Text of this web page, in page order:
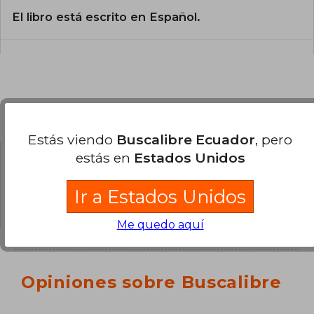
El libro está escrito en Español.
para poder agregar tu propia pregunta.
Opiniones sobre Buscalibre
Estás viendo Buscalibre Ecuador, pero
estás en Estados Unidos
Ir a Estados Unidos
Me quedo aquí